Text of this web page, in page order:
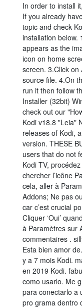
In order to install
If you already
topic and check
installation below.
appears as the
icon on home
screen. 3.Click
source file. 4.On
run it then follow
Installer (32bit)
check out our
Kodi v18.8 "Leia"
releases of Kodi,
version. THESE
users that do not
Kodi TV,
chercher l’icône
cela, aller à
Addons; Ne pas
car c’est crucial
Cliquer ‘Oui’
à Paramètres sur
commentaires .
Esta bien amor
y a 7 mois Kodi.
en 2019 Kodi.
como usarlo. Me
para conectarlo a
pro grama dentro